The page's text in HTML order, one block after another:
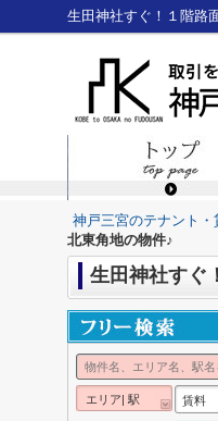
生田神社すぐ！１階路
神戸三宮のテナント
北東角地の物件♪
生田神社すぐ
エリア| 駅 賃料